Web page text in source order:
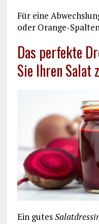
Für eine
oder Orange-
Das perfekte
Sie Ihren Salat
Ein gutes